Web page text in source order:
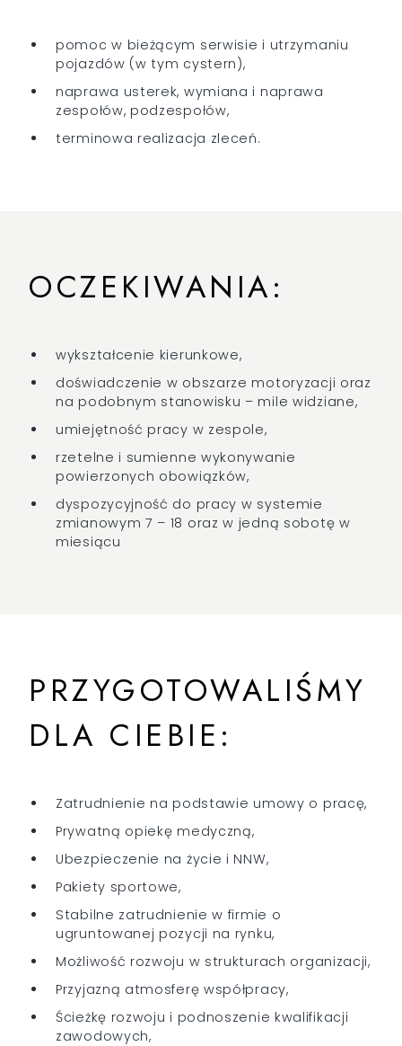
pomoc w bieżącym serwisie i utrzymaniu
pojazdów (w tym cystern),
naprawa usterek, wymiana i naprawa
zespołów, podzespołów,
terminowa realizacja zleceń.
OCZEKIWANIA:
wykształcenie kierunkowe,
doświadczenie w obszarze motoryzacji oraz
na podobnym stanowisku – mile widziane,
umiejętność pracy w zespole,
rzetelne i sumienne wykonywanie
powierzonych obowiązków,
dyspozycyjność do pracy w systemie
zmianowym 7 – 18 oraz w jedną sobotę w
miesiącu
PRZYGOTOWALIŚMY
DLA CIEBIE:
Zatrudnienie na podstawie umowy o pracę,
Prywatną opiekę medyczną,
Ubezpieczenie na życie i NNW,
Pakiety sportowe,
Stabilne zatrudnienie w firmie o
ugruntowanej pozycji na rynku,
Możliwość rozwoju w strukturach organizacji,
Przyjazną atmosferę współpracy,
Ścieżkę rozwoju i podnoszenie kwalifikacji
zawodowych,